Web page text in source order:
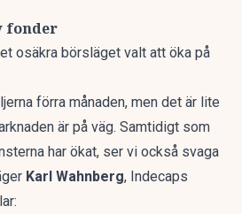
fonder
osäkra börsläget valt att öka på
förra månaden, men det är lite
är på väg. Samtidigt som
har ökat, ser vi också svaga
Karl Wahnberg, Indecaps